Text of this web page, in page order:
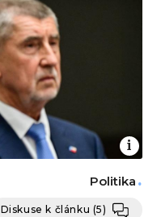
Politika
Diskuse k článku (5)